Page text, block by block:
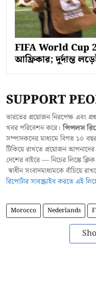
FIFA World Cup
আফ্রিকার; দুর্দান্ত
SUPPORT
ভারতের প্রয়োজন নিরপেক্ষ এবং
খবর পরিবেশন করে।পিপলস
সম্পাদকদের মাধ্যমে বিগত ১০
টিকিয়ে রাখতে প্রয়োজন
দেশের বাইরে — নিচের লিঙ্কে
স্বাধীন সংবাদমাধ্যমকে বাঁচিয়ে
রিপোর্টার সাবস্ক্রাইব করতে এই
Morocco Nederlands